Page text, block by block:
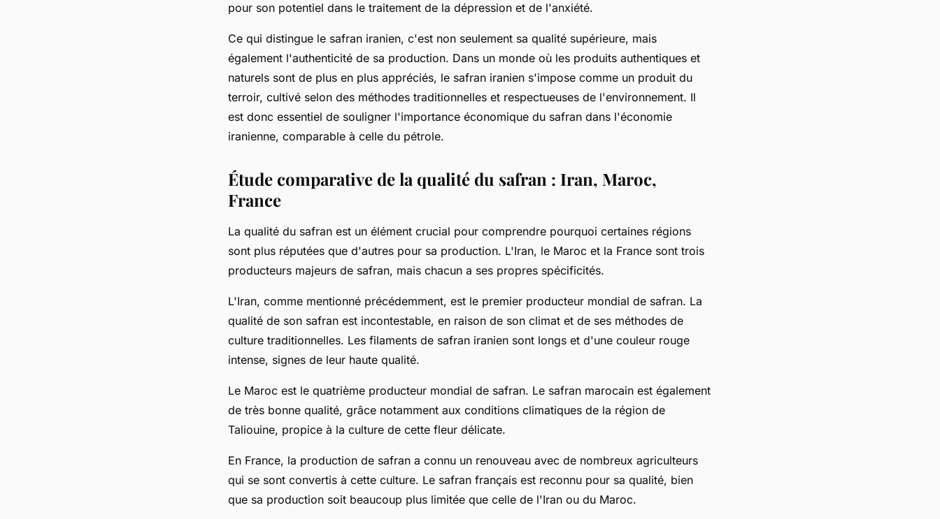
pour son potentiel dans le traitement de la dépression et de l'anxiété.
Ce qui distingue le safran iranien, c'est non seulement sa qualité supérieure, mais
également l'authenticité de sa production. Dans un monde où les produits authentiques et
naturels sont de plus en plus appréciés, le safran iranien s'impose comme un produit du
terroir, cultivé selon des méthodes traditionnelles et respectueuses de l'environnement. Il
est donc essentiel de souligner l'importance économique du safran dans l'économie
iranienne, comparable à celle du pétrole.
Étude comparative de la qualité du safran : Iran, Maroc,
France
La qualité du safran est un élément crucial pour comprendre pourquoi certaines régions
sont plus réputées que d'autres pour sa production. L'Iran, le Maroc et la France sont trois
producteurs majeurs de safran, mais chacun a ses propres spécificités.
L'Iran, comme mentionné précédemment, est le premier producteur mondial de safran. La
qualité de son safran est incontestable, en raison de son climat et de ses méthodes de
culture traditionnelles. Les filaments de safran iranien sont longs et d'une couleur rouge
intense, signes de leur haute qualité.
Le Maroc est le quatrième producteur mondial de safran. Le safran marocain est également
de très bonne qualité, grâce notamment aux conditions climatiques de la région de
Taliouine, propice à la culture de cette fleur délicate.
En France, la production de safran a connu un renouveau avec de nombreux agriculteurs
qui se sont convertis à cette culture. Le safran français est reconnu pour sa qualité, bien
que sa production soit beaucoup plus limitée que celle de l'Iran ou du Maroc.